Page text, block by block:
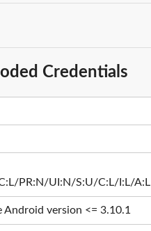
Credentials
PR:N/UI:N/S:U/C:L/I:L/A:L
Android version <= 3.10.1